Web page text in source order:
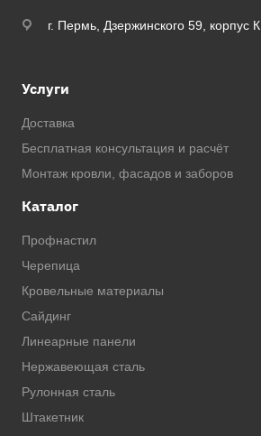
г. Пермь, Дзержинского 59, корпус К
Услуги
Доставка
Бесплатная консультация и расчёт
Монтаж кровли, фасадов и заборов
Каталог
Профнастил
Черепица
Кровельные материалы
Сайдинг
Линеарные панели
Нержавеющая сталь
Рулонная сталь
Штакетник